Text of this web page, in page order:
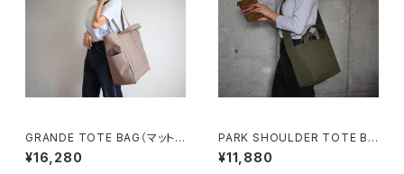
GRANDE TOTE BAG（マットブ
ラウン）
¥16,280
PARK SHOULDER TOTE BA
G (オリーブ/カーキ)
¥11,880